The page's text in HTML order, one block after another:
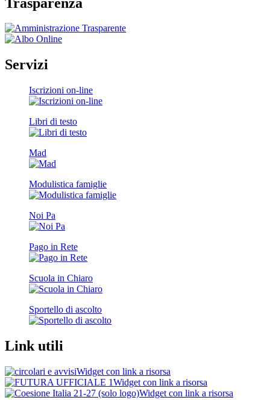
Servizi
Iscrizioni on-line
Libri di testo
Mad
Modulistica famiglie
Noi Pa
Pago in Rete
Scuola in Chiaro
Sportello di ascolto
Link utili
Widget con link a risorsa
Widget con link a risorsa
Widget con link a risorsa